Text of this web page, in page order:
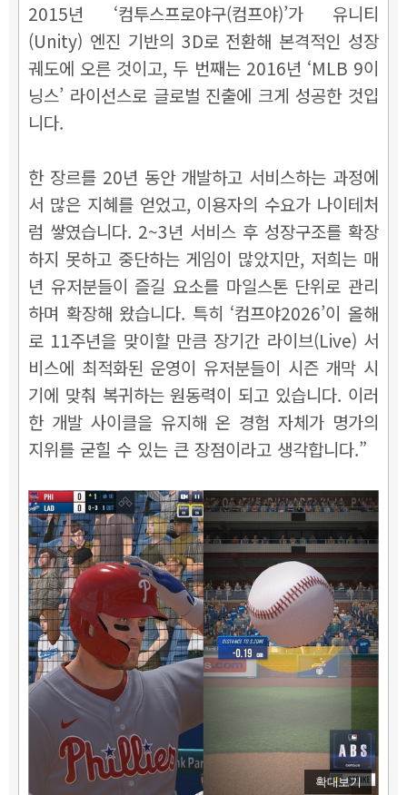
2015년 ‘컴투스프로야구(컴프야)’가 유니티
(Unity) 엔진 기반의 3D로 전환해 본격적인 성장
궤도에 오른 것이고, 두 번째는 2016년 ‘MLB 9이
닝스’ 라이선스로 글로벌 진출에 크게 성공한 것입
니다.
한 장르를 20년 동안 개발하고 서비스하는 과정에
서 많은 지혜를 얻었고, 이용자의 수요가 나이테처
럼 쌓였습니다. 2~3년 서비스 후 성장구조를 확장
하지 못하고 중단하는 게임이 많았지만, 저희는 매
년 유저분들이 즐길 요소를 마일스톤 단위로 관리
하며 확장해 왔습니다. 특히 ‘컴프야2026’이 올해
로 11주년을 맞이할 만큼 장기간 라이브(Live) 서
비스에 최적화된 운영이 유저분들이 시즌 개막 시
기에 맞춰 복귀하는 원동력이 되고 있습니다. 이러
한 개발 사이클을 유지해 온 경험 자체가 명가의
지위를 굳힐 수 있는 큰 장점이라고 생각합니다.”
확대보기